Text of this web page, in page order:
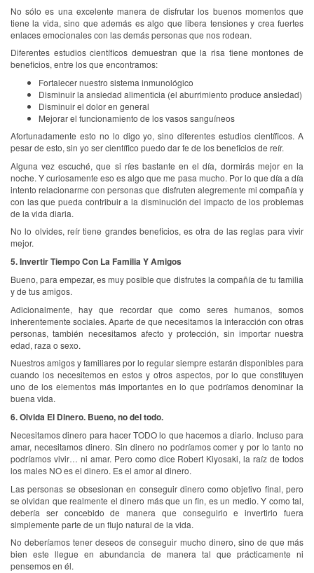
No sólo es una excelente manera de disfrutar los buenos momentos que
tiene la vida, sino que además es algo que libera tensiones y crea fuertes
enlaces emocionales con las demás personas que nos rodean.
Diferentes estudios científicos demuestran que la risa tiene montones de
beneficios, entre los que encontramos:
Fortalecer nuestro sistema inmunológico
Disminuir la ansiedad alimenticia (el aburrimiento produce ansiedad)
Disminuir el dolor en general
Mejorar el funcionamiento de los vasos sanguíneos
Afortunadamente esto no lo digo yo, sino diferentes estudios científicos. A
pesar de esto, sin yo ser científico puedo dar fe de los beneficios de reír.
Alguna vez escuché, que si ríes bastante en el día, dormirás mejor en la
noche. Y curiosamente eso es algo que me pasa mucho. Por lo que día a día
intento relacionarme con personas que disfruten alegremente mi compañía y
con las que pueda contribuir a la disminución del impacto de los problemas
de la vida diaria.
No lo olvides, reír tiene grandes beneficios, es otra de las reglas para vivir
mejor.
5. Invertir Tiempo Con La Familia Y Amigos
Bueno, para empezar, es muy posible que disfrutes la compañía de tu familia
y de tus amigos.
Adicionalmente, hay que recordar que como seres humanos, somos
inherentemente sociales. Aparte de que necesitamos la interacción con otras
personas, también necesitamos afecto y protección, sin importar nuestra
edad, raza o sexo.
Nuestros amigos y familiares por lo regular siempre estarán disponibles para
cuando los necesitemos en estos y otros aspectos, por lo que constituyen
uno de los elementos más importantes en lo que podríamos denominar la
buena vida.
6. Olvida El Dinero. Bueno, no del todo.
Necesitamos dinero para hacer TODO lo que hacemos a diario. Incluso para
amar, necesitamos dinero. Sin dinero no podríamos comer y por lo tanto no
podríamos vivir… ni amar. Pero como dice Robert Kiyosaki, la raíz de todos
los males NO es el dinero. Es el amor al dinero.
Las personas se obsesionan en conseguir dinero como objetivo final, pero
se olvidan que realmente el dinero más que un fin, es un medio. Y como tal,
debería ser concebido de manera que conseguirlo e invertirlo fuera
simplemente parte de un flujo natural de la vida.
No deberíamos tener deseos de conseguir mucho dinero, sino de que más
bien este llegue en abundancia de manera tal que prácticamente ni
pensemos en él.